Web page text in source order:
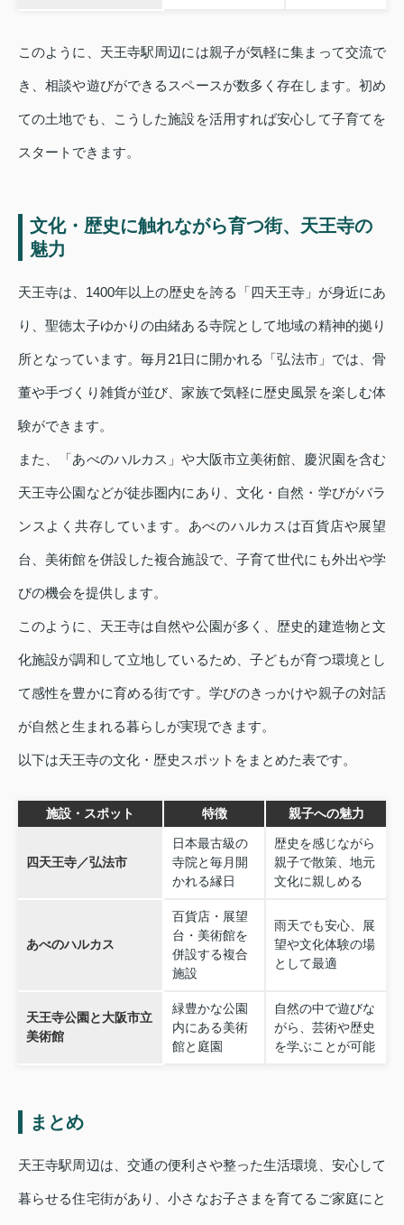
このように、天王寺駅周辺には親子が気軽に集まって交流で
き、相談や遊びができるスペースが数多く存在します。初め
ての土地でも、こうした施設を活用すれば安心して子育てを
スタートできます。
文化・歴史に触れながら育つ街、天王寺の
魅力
天王寺は、1400年以上の歴史を誇る「四天王寺」が身近にあ
り、聖徳太子ゆかりの由緒ある寺院として地域の精神的拠り
所となっています。毎月21日に開かれる「弘法市」では、骨
董や手づくり雑貨が並び、家族で気軽に歴史風景を楽しむ体
験ができます。
また、「あべのハルカス」や大阪市立美術館、慶沢園を含む
天王寺公園などが徒歩圏内にあり、文化・自然・学びがバラ
ンスよく共存しています。あべのハルカスは百貨店や展望
台、美術館を併設した複合施設で、子育て世代にも外出や学
びの機会を提供します。
このように、天王寺は自然や公園が多く、歴史的建造物と文
化施設が調和して立地しているため、子どもが育つ環境とし
て感性を豊かに育める街です。学びのきっかけや親子の対話
が自然と生まれる暮らしが実現できます。
以下は天王寺の文化・歴史スポットをまとめた表です。
施設・スポット 特徴 親子への魅力
四天王寺／弘法市
日本最古級の
寺院と毎月開
かれる縁日
歴史を感じながら
親子で散策、地元
文化に親しめる
あべのハルカス
百貨店・展望
台・美術館を
併設する複合
施設
雨天でも安心、展
望や文化体験の場
として最適
天王寺公園と大阪市立
美術館
緑豊かな公園
内にある美術
館と庭園
自然の中で遊びな
がら、芸術や歴史
を学ぶことが可能
まとめ
天王寺駅周辺は、交通の便利さや整った生活環境、安心して
暮らせる住宅街があり、小さなお子さまを育てるご家庭にと